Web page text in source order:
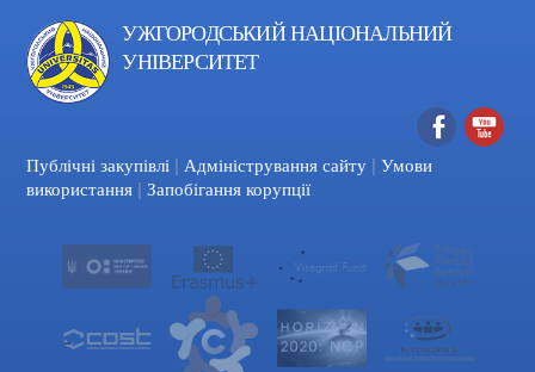
УЖГОРОДСЬКИЙ НАЦІОНАЛЬНИЙ
УНІВЕРСИТЕТ
Facebook
Публічні закупівлі | Адміністрування сайту | Умови
використання | Запобігання корупції